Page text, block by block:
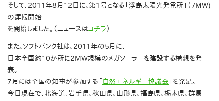
そして、2011年8月12日に、第1号となる「浮島太陽光発電所」（7MW)
の運転開始
を開始しました。（ニュースはコチラ ）
また、ソフトバンク社は、2011年の5月に、
日本全国約10か所に2MW規模のメガソーラーを建設する構想を発
表。
7月には全国の知事が参加する「
自然エネルギー協議会 」を発足。
今日現在で、北海道、岩手県、秋田県、山形県、福島県、栃木県、群馬